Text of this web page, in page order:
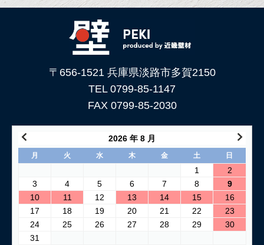
下地処理を解説
「土壁」と「漆喰」 仕上がり表情はどんな違いがある？
2026/05/29
土壁仕上げ材「塗ってくれい」がリニューアルしました！
コンクリートに土壁を塗る方法
2026/04/04
仕上げ材（漆喰や土壁）が部分的に剥がれた壁の塗り替え方法
2026/03/24
古い壁の塗り替え｜失敗しない下地処理のポイント
2026/03/06
「壁カラー」はどんな塗り壁材の着色に使える もちろん土壁
〒656-1521 兵庫県淡路市多賀2150
TEL 0799-85-1147
FAX 0799-85-2030
2026 年 8 月
月 火 水 木 金 土 日
1
2
3
4 5 6 7 8
9
10
11 12 13 14 15
16
17
18 19 20 21 22
23
24
25 26 27 28 29
30
31